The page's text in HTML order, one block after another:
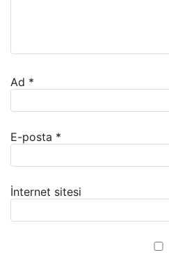
Ad *
E-posta *
İnternet sitesi